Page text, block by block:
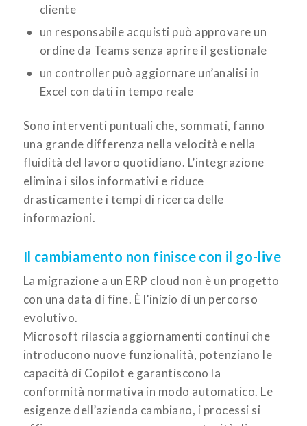
cliente
un responsabile acquisti può approvare un
ordine da Teams senza aprire il gestionale
un controller può aggiornare un’analisi in
Excel con dati in tempo reale
Sono interventi puntuali che, sommati, fanno
una grande differenza nella velocità e nella
fluidità del lavoro quotidiano. L’integrazione
elimina i silos informativi e riduce
drasticamente i tempi di ricerca delle
informazioni.
Il cambiamento non finisce con il go-live
La migrazione a un ERP cloud non è un progetto
con una data di fine. È l’inizio di un percorso
evolutivo.
Microsoft rilascia aggiornamenti continui che
introducono nuove funzionalità, potenziano le
capacità di Copilot e garantiscono la
conformità normativa in modo automatico. Le
esigenze dell’azienda cambiano, i processi si